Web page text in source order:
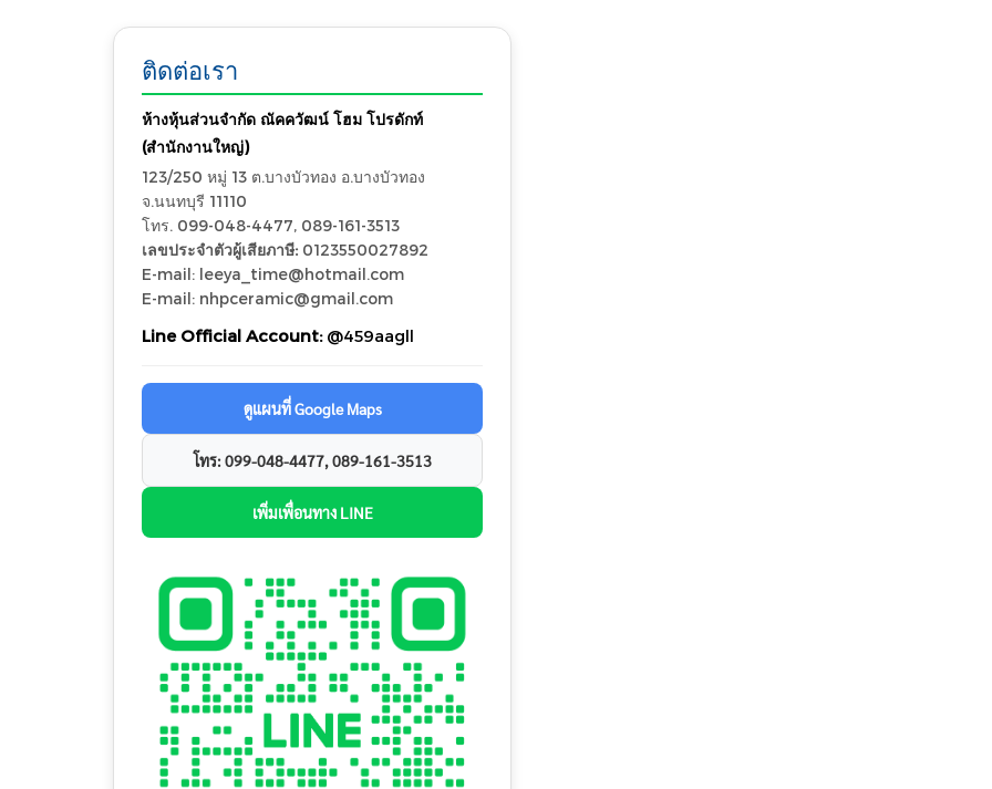
ติดต่อเรา
ห้างหุ้นส่วนจำกัด ณัคควัฒน์ โฮม โปรดักท์
(สำนักงานใหญ่)
123/250 หมู่ 13 ต.บางบัวทอง อ.บางบัวทอง
จ.นนทบุรี 11110
โทร. 099-048-4477, 089-161-3513
เลขประจำตัวผู้เสียภาษี: 0123550027892
E-mail: leeya_time@hotmail.com
E-mail: nhpceramic@gmail.com
Line Official Account:@459aagll
ดูแผนที่ Google Maps
โทร: 099-048-4477, 089-161-3513
เพิ่มเพื่อนทาง LINE